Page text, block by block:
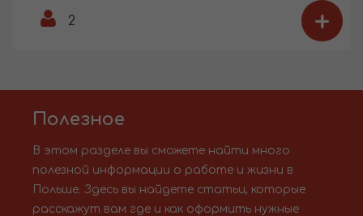
2
+
Полезное
В этом разделе вы сможете найти много
полезной информации о работе и жизни в
Польше. Здесь вы найдете статьи, которые
расскажут вам где и как оформить нужные